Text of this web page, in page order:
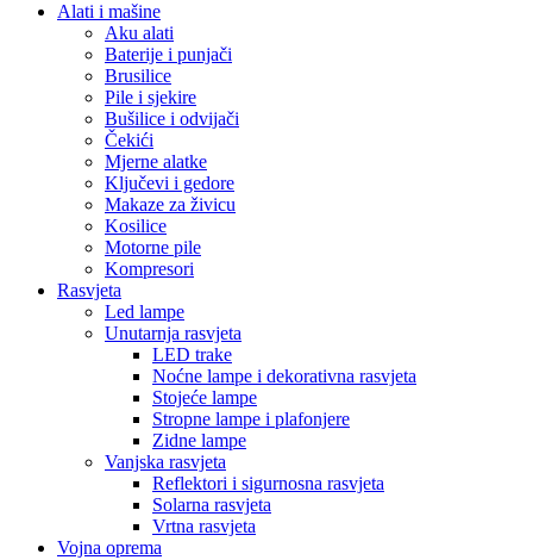
Alati i mašine
Aku alati
Baterije i punjači
Brusilice
Pile i sjekire
Bušilice i odvijači
Čekići
Mjerne alatke
Ključevi i gedore
Makaze za živicu
Kosilice
Motorne pile
Kompresori
Rasvjeta
Led lampe
Unutarnja rasvjeta
LED trake
Noćne lampe i dekorativna rasvjeta
Stojeće lampe
Stropne lampe i plafonjere
Zidne lampe
Vanjska rasvjeta
Reflektori i sigurnosna rasvjeta
Solarna rasvjeta
Vrtna rasvjeta
Vojna oprema